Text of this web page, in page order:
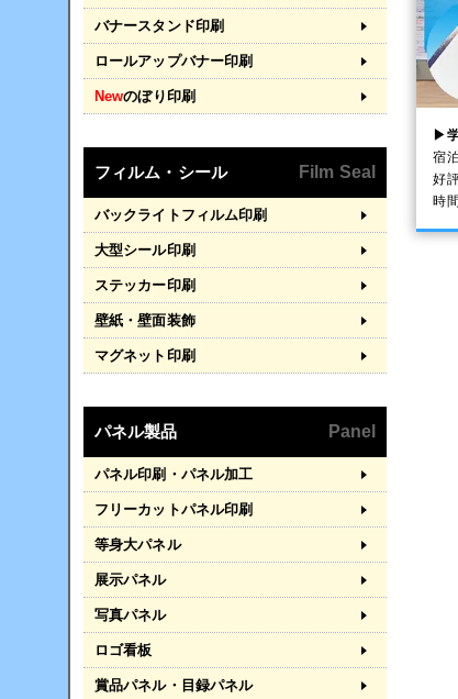
▶
宿
好
時
バナースタンド印刷
ロールアップバナー印刷
Newのぼり印刷
フィルム・シール Film Seal
バックライトフィルム印刷
大型シール印刷
ステッカー印刷
壁紙・壁面装飾
マグネット印刷
パネル製品 Panel
パネル印刷・パネル加工
フリーカットパネル印刷
等身大パネル
展示パネル
写真パネル
ロゴ看板
賞品パネル・目録パネル